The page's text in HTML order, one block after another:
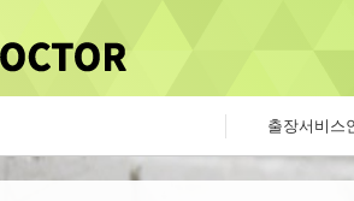
출장서비스